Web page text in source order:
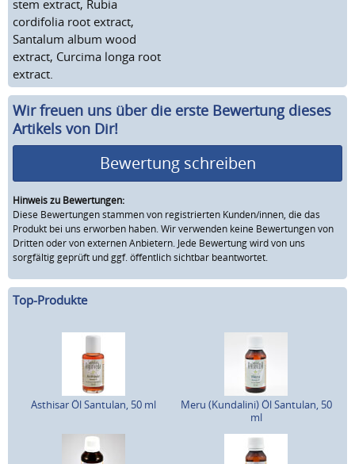
stem extract, Rubia
cordifolia root extract,
Santalum album wood
extract, Curcima longa root
extract.
Wir freuen uns über die erste Bewertung dieses
Artikels von Dir!
Bewertung schreiben
Hinweis zu Bewertungen:
Diese Bewertungen stammen von registrierten Kunden/innen, die das
Produkt bei uns erworben haben. Wir verwenden keine Bewertungen von
Dritten oder von externen Anbietern. Jede Bewertung wird von uns
sorgfältig geprüft und ggf. öffentlich sichtbar beantwortet.
Top-Produkte
Asthisar Öl Santulan, 50 ml
Meru (Kundalini) Öl Santulan, 50
ml